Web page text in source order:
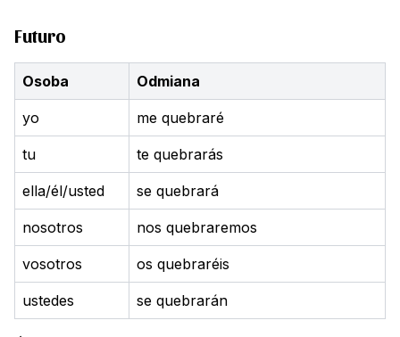
Futuro
Osoba Odmiana
yo me quebraré
tu te quebrarás
ella/él/usted se quebrará
nosotros nos quebraremos
vosotros os quebraréis
ustedes se quebrarán